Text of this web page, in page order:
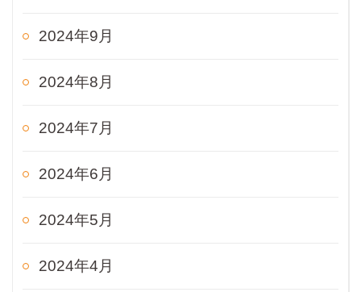
2024年9月
2024年8月
2024年7月
2024年6月
2024年5月
2024年4月